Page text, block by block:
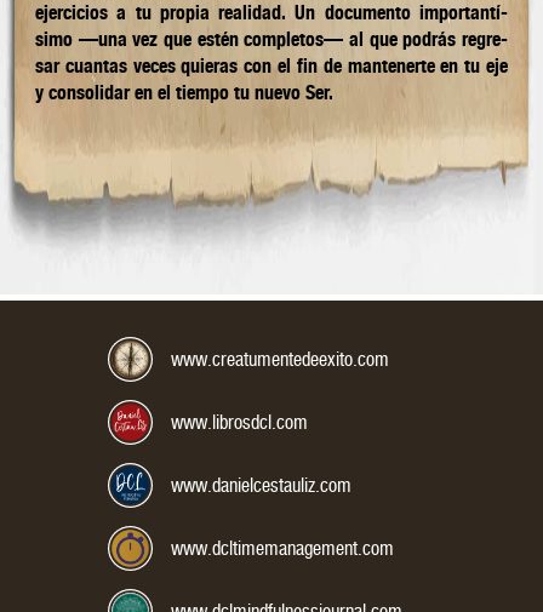
ejer­ci­cios a tu propia rea­lidad. Un docu­mento impor­tan­tí­
simo —una vez que estén com­ple­tos— al que po­drás regre­
sar cuan­tas veces quie­ras con el fin de man­te­ner­te en tu eje
y con­so­li­dar en el tiempo tu nuevo Ser.
www.creatumentedeexito.com
www.librosdcl.com
www.danielcestauliz.com
www.dcltimemanagement.com
Correo Electrónico: